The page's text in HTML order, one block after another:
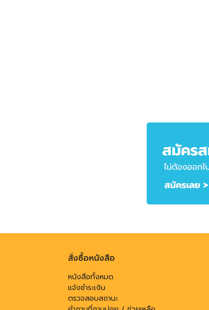
สั่งซื้อหนังสือ
หนังสือทั้งหมด
แจ้งชำระเงิน
ตรวจสอบสถานะ